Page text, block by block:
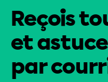
Reçois
et
par